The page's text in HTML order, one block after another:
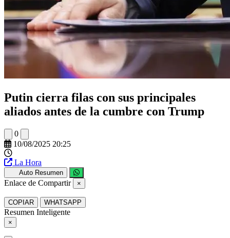
Putin cierra filas con sus principales
aliados antes de la cumbre con Trump
0
10/08/2025 20:25
La Hora
Auto Resumen
Enlace de Compartir ×
COPIAR WHATSAPP
Resumen Inteligente
×